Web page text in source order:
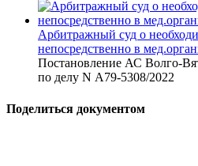
Арбитражный суд о
непосредственно в
Постановление АС Волго-
по делу N А79-5308/2022
Поделиться документом